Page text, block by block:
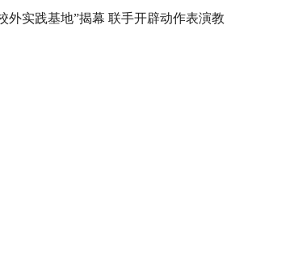
外实践基地”揭幕 联手开辟动作表演教